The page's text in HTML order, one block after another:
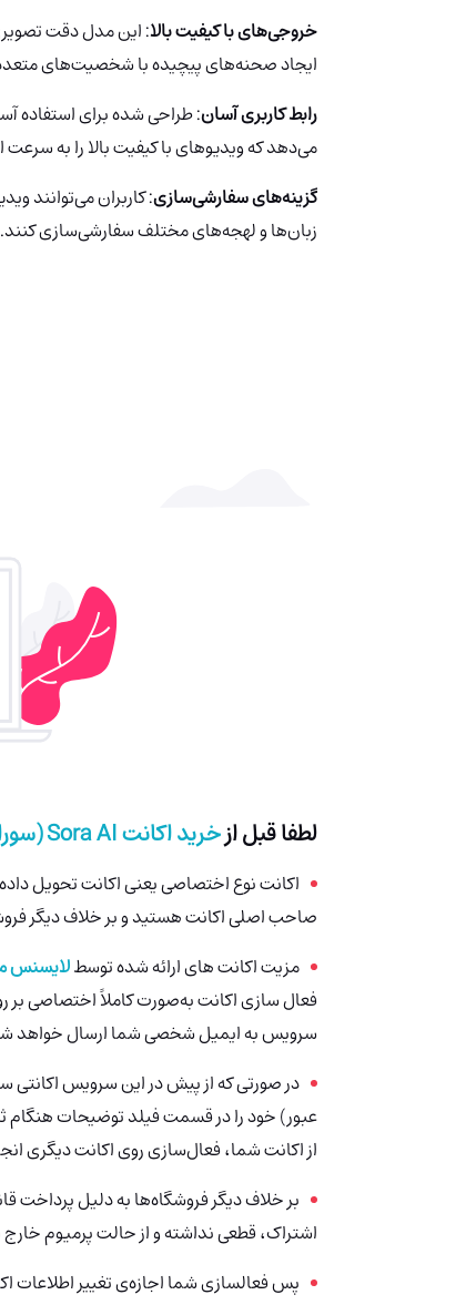
خروجی‌های با کیفیت بالا: این مدل دقت
ایجاد صحنه‌های پیچیده با شخصیت‌های
رابط کاربری آسان
می‌دهد که ویدیوهای با کیفیت بالا را به سرعت
گزینه‌های سفارشی‌سازی: کاربران می‌توانند
زبان‌ها و لهجه‌های مختلف سفارشی‌سازی کنند.
لطفا قبل ازخرید اکانت
اکانت نوع اختصاصی یعنی اکانت تحویل
صاحب اصلی اکانت هستید و بر خلاف دیگر
مزیت اکانت های ارائه شده توسطلایسنس
فعال سازی اکانت به‌صورت کاملاً اختصاصی
سرویس به ایمیل شخصی شما ارسال خواهد
در صورتی که از پیش در این سرویس
عبور) خود را در قسمت فیلد توضیحات
از اکانت شما، فعال‌سازی روی اکانت دیگری
بر خلاف دیگر فروشگاه‌ها به دلیل پرداخت
اشتراک، قطعی نداشته و از حالت پرمیوم
پس فعالسازی شما اجازه‌ی تغییر اطلاعات